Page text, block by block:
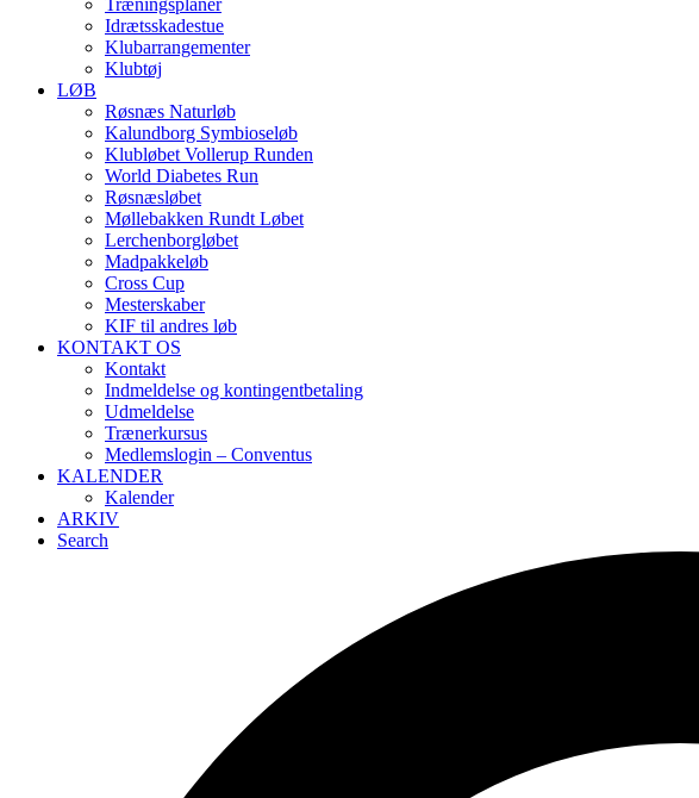
Træningsplaner
Idrætsskadestue
Klubarrangementer
Klubtøj
LØB
Røsnæs Naturløb
Kalundborg Symbioseløb
Klubløbet Vollerup Runden
World Diabetes Run
Røsnæsløbet
Møllebakken Rundt Løbet
Lerchenborgløbet
Madpakkeløb
Cross Cup
Mesterskaber
KIF til andres løb
KONTAKT OS
Kontakt
Indmeldelse og kontingentbetaling
Udmeldelse
Trænerkursus
Medlemslogin – Conventus
KALENDER
Kalender
ARKIV
Search